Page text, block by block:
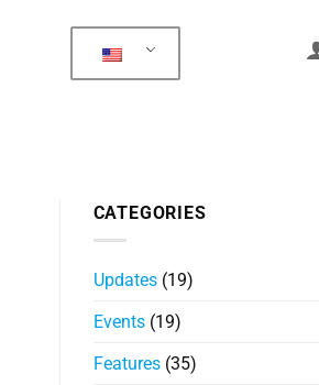
CATEGORIES
Updates(19)
Events(19)
Features(35)